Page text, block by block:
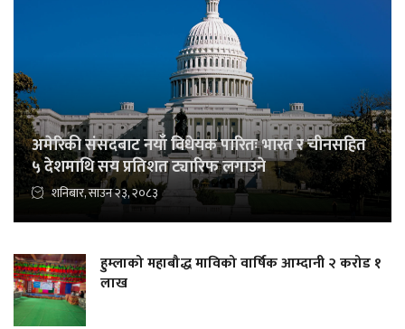
अमेरिकी संसदबाट नयाँ विधेयक पारितः भारत र चीनसहित
५ देशमाथि सय प्रतिशत ट्यारिफ लगाउने
शनिबार, साउन २३, २०८३
हुम्लाको महाबौद्ध माविको वार्षिक आम्दानी २ करोड १
लाख